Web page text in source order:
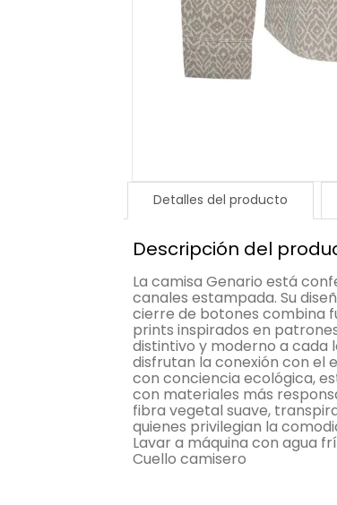
Detalles del producto
Descripción del
La camisa Genario está
canales estampada. Su
cierre de botones combina
prints inspirados en
distintivo y moderno a cada
disfrutan la conexión con el
con conciencia ecológica,
con materiales más
fibra vegetal suave,
quienes privilegian la
Lavar a máquina con agua
Cuello camisero